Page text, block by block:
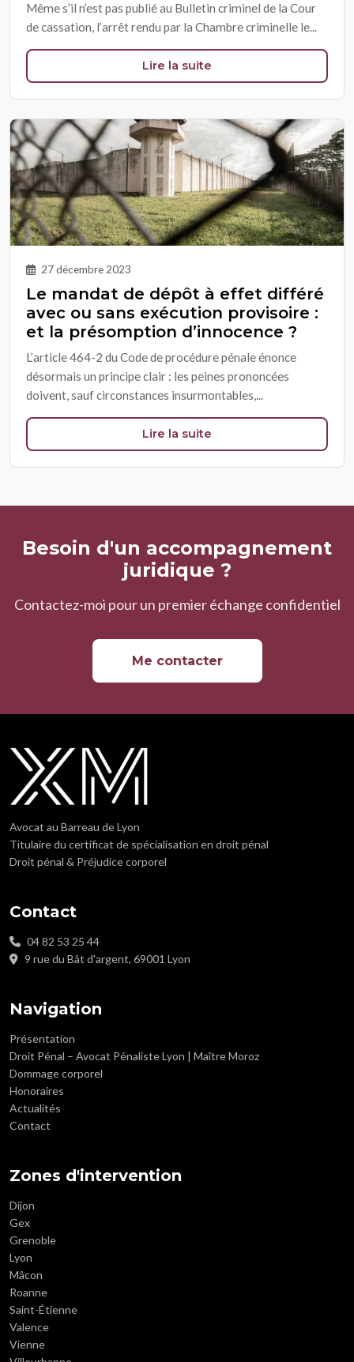
Même s’il n’est pas publié au Bulletin criminel de la Cour
de cassation, l’arrêt rendu par la Chambre criminelle le...
Lire la suite
27 décembre 2023
Le mandat de dépôt à effet différé
avec ou sans exécution provisoire :
et la présomption d’innocence ?
L’article 464-2 du Code de procédure pénale énonce
désormais un principe clair : les peines prononcées
doivent, sauf circonstances insurmontables,...
Lire la suite
Besoin d'un accompagnement
juridique ?
Contactez-moi pour un premier échange confidentiel
Me contacter
Avocat au Barreau de Lyon
Titulaire du certificat de spécialisation en droit pénal
Droit pénal & Préjudice corporel
Contact
04 82 53 25 44
9 rue du Bât d'argent, 69001 Lyon
Navigation
Présentation
Droit Pénal – Avocat Pénaliste Lyon | Maître Moroz
Dommage corporel
Honoraires
Actualités
Contact
Zones d'intervention
Dijon
Gex
Grenoble
Lyon
Mâcon
Roanne
Saint-Étienne
Valence
Vienne